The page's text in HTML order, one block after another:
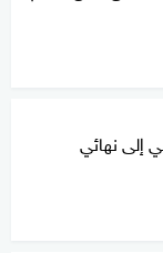
إلى نهائي